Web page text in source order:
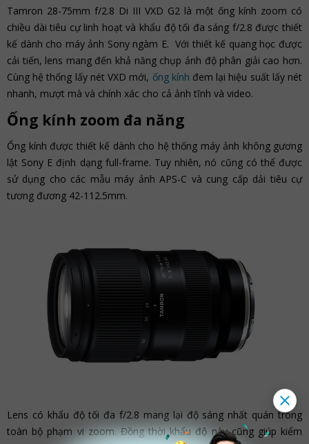
Tamron 28-75mm f/2.8 Di III VXD G2 là một ống kính zoom có
chiều dài tiêu cự linh hoạt và khẩu độ tối đa sáng f/2.8 được thiết
kế dành cho máy ảnh Sony ngàm E. Với thiết kế quang học được
cải tiến, lens mang đến khả năng chụp ảnh độ phân giải cao hơn.
Cùng hệ thống lấy nét VXD mới, ống kính đem lại hiệu suất lấy nét
nhanh, mượt mà và chính xác cho cả ảnh tĩnh và video.
Ống kính zoom đa năng
Ống kính được thiết kế dành cho hệ thống máy ảnh không gương
lật Sony E định dạng full-frame. Tuy nhiên, nó cũng có thể được
sử dụng cho các mẫu máy ảnh APS-C và cung cấp dải tiêu cự
tương đương 42-112.5mm.
Lens có khẩu độ tối đa f/2.8 mang lại độ sáng nhất quán trong
toàn bộ phạm vi zoom. Đồng thời khẩu độ này cũng giúp kiểm